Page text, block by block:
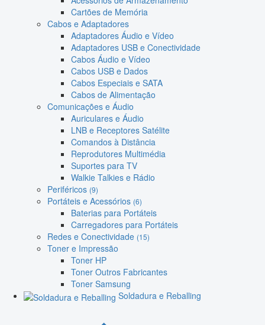
Cartões de Memória
Cabos e Adaptadores
Adaptadores Áudio e Vídeo
Adaptadores USB e Conectividade
Cabos Áudio e Vídeo
Cabos USB e Dados
Cabos Especiais e SATA
Cabos de Alimentação
Comunicações e Áudio
Auriculares e Áudio
LNB e Receptores Satélite
Comandos à Distância
Reprodutores Multimédia
Suportes para TV
Walkie Talkies e Rádio
Periféricos (9)
Portáteis e Acessórios (6)
Baterias para Portáteis
Carregadores para Portáteis
Redes e Conectividade (15)
Toner e Impressão
Toner HP
Toner Outros Fabricantes
Toner Samsung
Soldadura e Reballing